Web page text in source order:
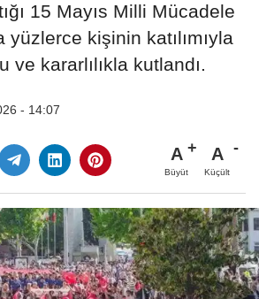
15 Mayıs Milli Mücadele
yüzlerce kişinin katılımıyla
ve kararlılıkla kutlandı.
- 14:07
A
Büyüt
A
Küçült